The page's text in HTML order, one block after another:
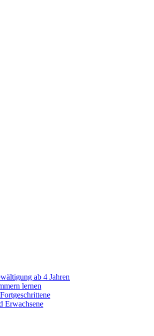
ab 4 Jahren
lernen
Erwachsene